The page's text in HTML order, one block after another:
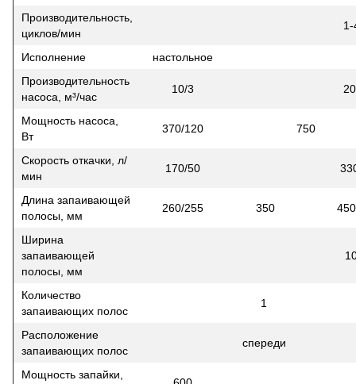
Производительность,
циклов/мин
1-
Исполнение
настольное
Производительность
насоса, м³/час
10/3 20
Мощность насоса,
Вт
370/120 750
Скорость откачки, л/
мин
170/50
Длина запаивающей
полосы, мм
260/255 350 450
Ширина
запаивающей
полосы, мм
Количество
запаивающих полос
1
Расположение
запаивающих полос
спереди
Мощность запайки,